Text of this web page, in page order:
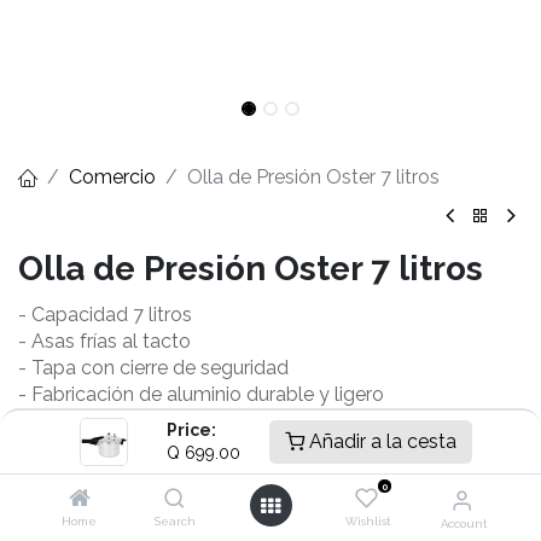
Price:
Q 699.00 Añadir a la cesta
Home Search
0
Wishlist Account
Comercio Olla de Presión Oster 7 litros
Olla de Presión Oster 7 litros
- Capacidad 7 litros
- Asas frías al tacto
- Tapa con cierre de seguridad
- Fabricación de aluminio durable y ligero
- Doble asa para un manejo más cómodo
- Filtro integrado para retener partículas de alimentos
Garantía :
Meses
699.00